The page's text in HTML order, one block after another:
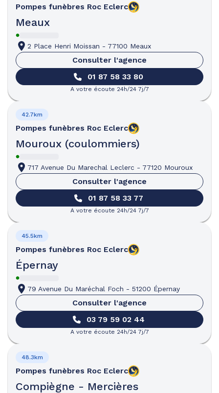
Pompes funèbres Roc Eclerc
Meaux
2 Place Henri Moissan - 77100 Meaux
Consulter l'agence
01 87 58 33 80
A votre écoute 24h/24 7j/7
Pompes funèbres Roc Eclerc
Mouroux (coulommiers)
42.7km
717 Avenue Du Marechal Leclerc - 77120 Mouroux
Consulter l'agence
01 87 58 33 77
A votre écoute 24h/24 7j/7
Pompes funèbres Roc Eclerc
Épernay
45.5km
79 Avenue Du Maréchal Foch - 51200 Épernay
Consulter l'agence
03 79 59 02 44
A votre écoute 24h/24 7j/7
Pompes funèbres Roc Eclerc
Compiègne - Mercières
48.3km